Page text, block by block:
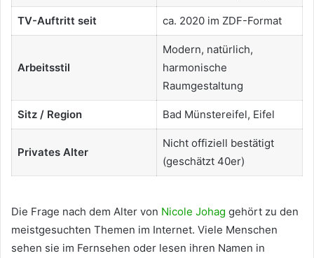
TV-Auftritt seit ca. 2020 im ZDF-Format
Arbeitsstil
Modern, natürlich,
harmonische
Raumgestaltung
Sitz / Region Bad Münstereifel, Eifel
Privates Alter
Nicht offiziell bestätigt
(geschätzt 40er)
Die Frage nach dem Alter von Nicole Johag gehört zu den
meistgesuchten Themen im Internet. Viele Menschen
sehen sie im Fernsehen oder lesen ihren Namen in